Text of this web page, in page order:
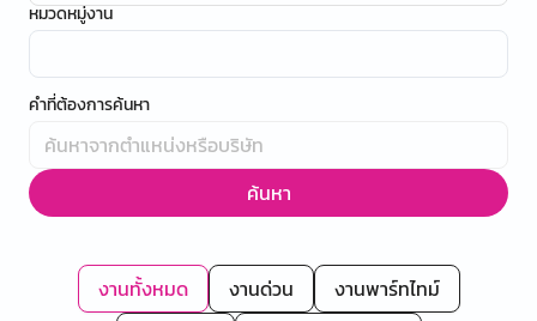
หมวดหมู่งาน
คำที่ต้องการค้นหา
ค้นหา
งานทั้งหมด งานด่วน
งานพาร์ทไทม์